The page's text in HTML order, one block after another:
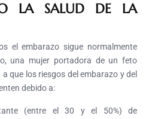
LA SALUD DE LA
el embarazo sigue normalmente
una mujer portadora de un feto
que los riesgos del embarazo y del
debido a:
(entre el 30 y el 50%) de